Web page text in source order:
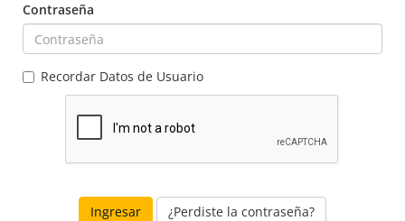
Contraseña
Recordar Datos de Usuario
¿Perdiste la contraseña?